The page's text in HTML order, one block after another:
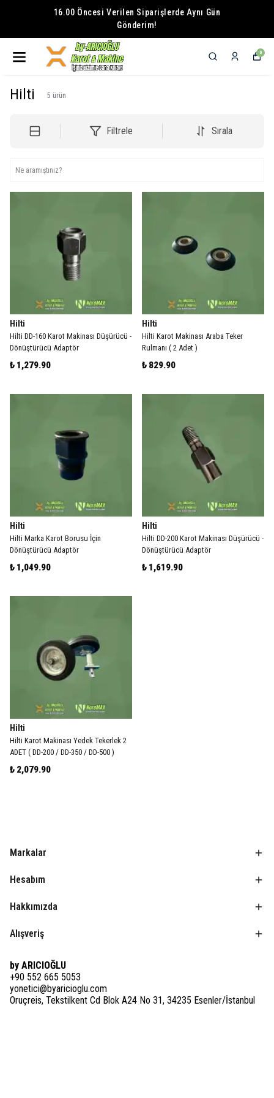
16.00 Öncesi Verilen Siparişlerde Aynı Gün
Gönderim!
0
Hilti 5 ürün
Filtrele Sırala
Hilti
Hilti DD-160 Karot Makinası Düşürücü -
Dönüştürücü Adaptör
₺ 1,279.90
Hilti
Hilti Karot Makinası Araba Teker
Rulmanı ( 2 Adet )
₺ 829.90
Hilti
Hilti Marka Karot Borusu İçin
Dönüştürücü Adaptör
₺ 1,049.90
Hilti
Hilti DD-200 Karot Makinası Düşürücü -
Dönüştürücü Adaptör
₺ 1,619.90
Hilti
Hilti Karot Makinası Yedek Tekerlek 2
ADET ( DD-200 / DD-350 / DD-500 )
₺ 2,079.90
Markalar
Hesabım
Hakkımızda
Alışveriş
by ARICIOĞLU
+90 552 665 5053
yonetici@byaricioglu.com
Oruçreis, Tekstilkent Cd Blok A24 No 31, 34235 Esenler/İstanbul